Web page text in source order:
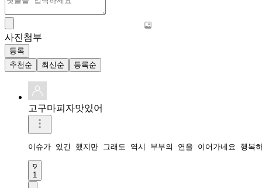
사진첨부
등록
추천순
최신순 등록순
고구마피자맛있어
이슈가 있긴 했지만 그래도 역시 부부의 연을 이어가네요 행복
1